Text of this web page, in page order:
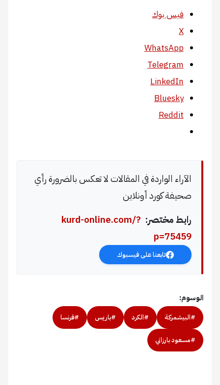
فيس بوك
X
WhatsApp
Telegram
LinkedIn
Bluesky
Reddit
الآراء الواردة في المقالات لا تعكس بالضرورة رأي
صحيفة كورد أونلاين
رابط مختصر: kurd-online.com/?
p=75459
تابعنا على فيسبوك
الوسوم:
#البيشمركة #الكرد #باريس #فرنسا
#مسعود بارزاني